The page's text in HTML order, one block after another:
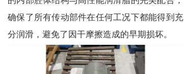
确保了所有传动部件在任何工况下都能得到充
分润滑，避免了因干摩擦造成的早期损坏。